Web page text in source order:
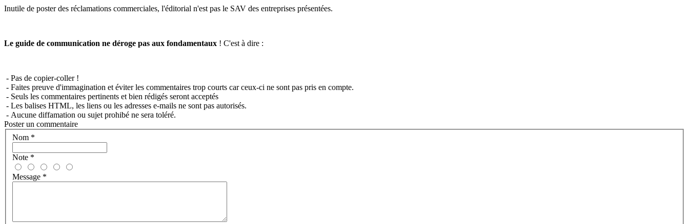
Inutile de poster des réclamations commerciales, l'éditorial n'est pas le SAV des entreprises présentées.
Le guide de communication ne déroge pas aux fondamentaux ! C'est à dire :
- Pas de copier-coller !
- Faites preuve d'immagination et éviter les commentaires trop courts car ceux-ci ne sont pas pris en compte.
- Seuls les commentaires pertinents et bien rédigés seront acceptés
- Les balises HTML, les liens ou les adresses e-mails ne sont pas autorisés.
- Aucune diffamation ou sujet prohibé ne sera toléré.
Poster un commentaire
Nom *
Note *
Message *